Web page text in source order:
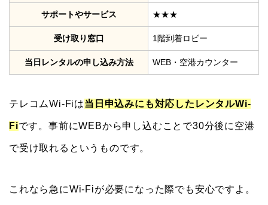
サポートやサービス ★★★
受け取り窓口 1階到着ロビー
当日レンタルの申し込み方法 WEB・空港カウンター
テレコムWi-Fiは当日申込みにも対応したレンタルWi-
Fiです。事前にWEBから申し込むことで30分後に空港
で受け取れるというものです。
これなら急にWi-Fiが必要になった際でも安心ですよ。